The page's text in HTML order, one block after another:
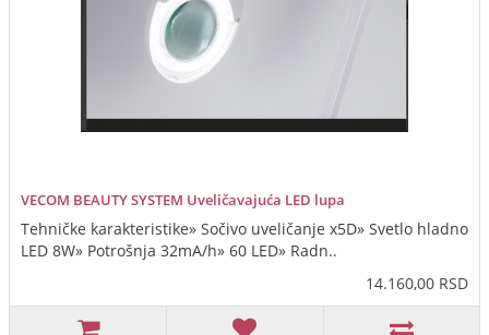
VECOM BEAUTY SYSTEM Uveličavajuća LED lupa
Tehničke karakteristike» Sočivo uveličanje x5D» Svetlo hladno
LED 8W» Potrošnja 32mA/h» 60 LED» Radn..
14.160,00 RSD